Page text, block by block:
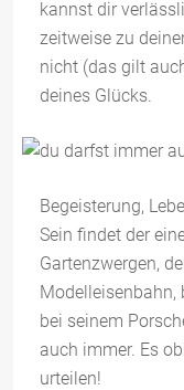
kannst dir
zeitweise zu
nicht (das gilt
deines Glücks.
Begeisterung,
Sein findet der
Gartenzwergen,
Modelleisenbahn,
bei seinem
auch immer. Es
urteilen!